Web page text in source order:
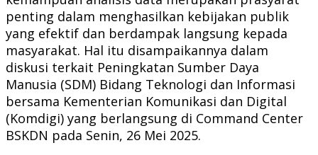
penting dalam menghasilkan kebijakan publik
yang efektif dan berdampak langsung kepada
masyarakat. Hal itu disampaikannya dalam
diskusi terkait Peningkatan Sumber Daya
Manusia (SDM) Bidang Teknologi dan Informasi
bersama Kementerian Komunikasi dan Digital
(Komdigi) yang berlangsung di Command Center
BSKDN pada Senin, 26 Mei 2025.